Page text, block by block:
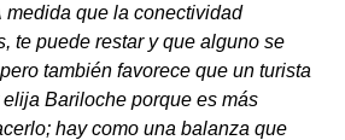
medida que la conectividad
te puede restar y que alguno se
también favorece que un turista
Bariloche porque es más
hay como una balanza que